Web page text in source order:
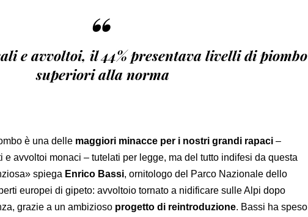
“
e avvoltoi, il 44% presentava livelli di piombo
superiori alla norma
è una delle maggiori minacce per i nostri grandi rapaci –
e avvoltoi monaci – tutelati per legge, ma del tutto indifesi da questa
spiega Enrico Bassi, ornitologo del Parco Nazionale dello
europei di gipeto: avvoltoio tornato a nidificare sulle Alpi dopo
grazie a un ambizioso progetto di reintroduzione. Bassi ha speso